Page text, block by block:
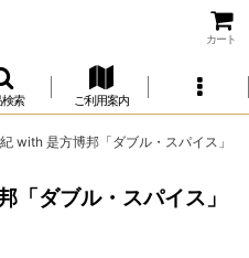
カート
索 ご利用案内
with 是方博邦「ダブル・スパイス」
ダブル・スパイス」